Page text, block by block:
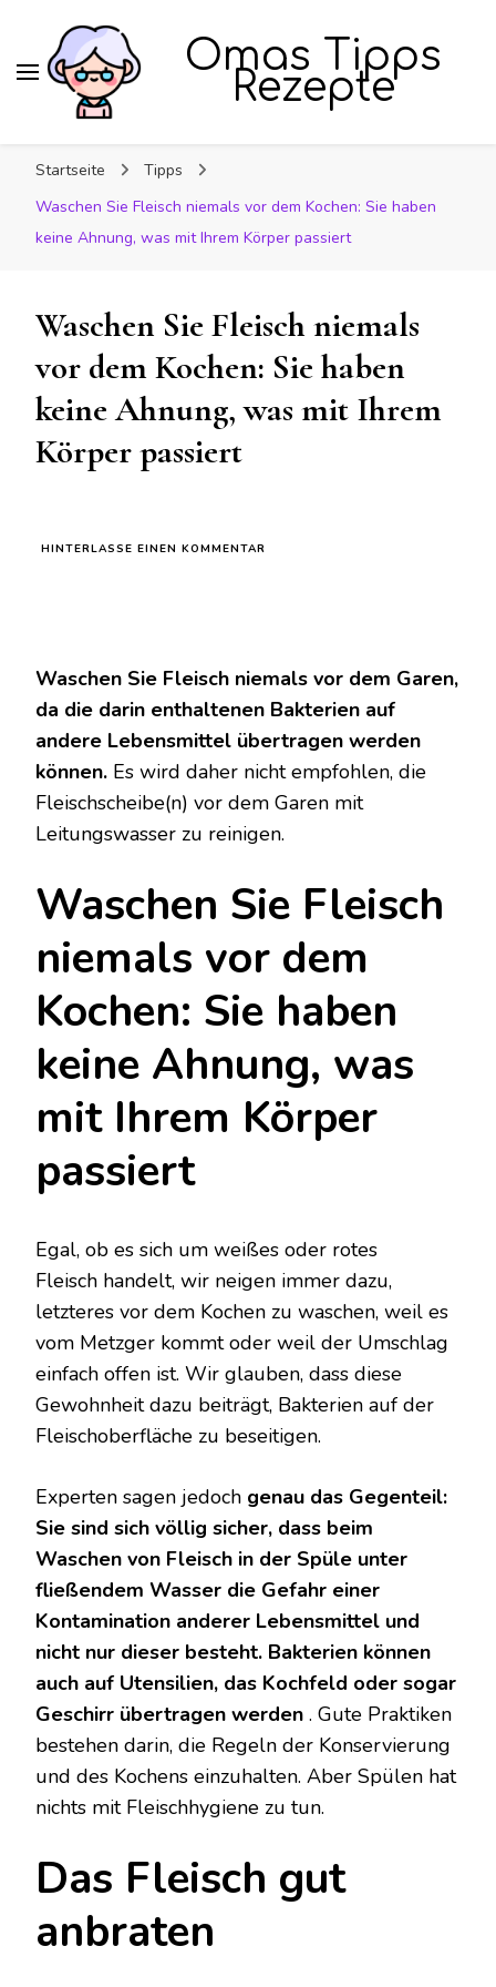
Omas Tipps
Rezepte
Startseite
Tipps
Waschen Sie Fleisch niemals vor dem Kochen: Sie haben
keine Ahnung, was mit Ihrem Körper passiert
Waschen Sie Fleisch niemals
vor dem Kochen: Sie haben
keine Ahnung, was mit Ihrem
Körper passiert
HINTERLASSE EINEN KOMMENTAR
DEM
KOCHEN:
SIE
KEINE
AHNUNG,
MIT
IHREM
Waschen Sie Fleisch niemals vor dem Garen,
da die darin enthaltenen Bakterien auf
andere Lebensmittel übertragen werden
können. Es wird daher nicht empfohlen, die
Fleischscheibe(n) vor dem Garen mit
Leitungswasser zu reinigen.
Waschen Sie Fleisch
niemals vor dem
Kochen: Sie haben
keine Ahnung, was
mit Ihrem Körper
passiert
Egal, ob es sich um weißes oder rotes
Fleisch handelt, wir neigen immer dazu,
letzteres vor dem Kochen zu waschen, weil es
vom Metzger kommt oder weil der Umschlag
einfach offen ist. Wir glauben, dass diese
Gewohnheit dazu beiträgt, Bakterien auf der
Fleischoberfläche zu beseitigen.
Experten sagen jedoch genau das Gegenteil:
Sie sind sich völlig sicher, dass beim
Waschen von Fleisch in der Spüle unter
fließendem Wasser die Gefahr einer
Kontamination anderer Lebensmittel und
nicht nur dieser besteht. Bakterien können
auch auf Utensilien, das Kochfeld oder sogar
Geschirr übertragen werden . Gute Praktiken
bestehen darin, die Regeln der Konservierung
und des Kochens einzuhalten. Aber Spülen hat
nichts mit Fleischhygiene zu tun.
Das Fleisch gut
anbraten